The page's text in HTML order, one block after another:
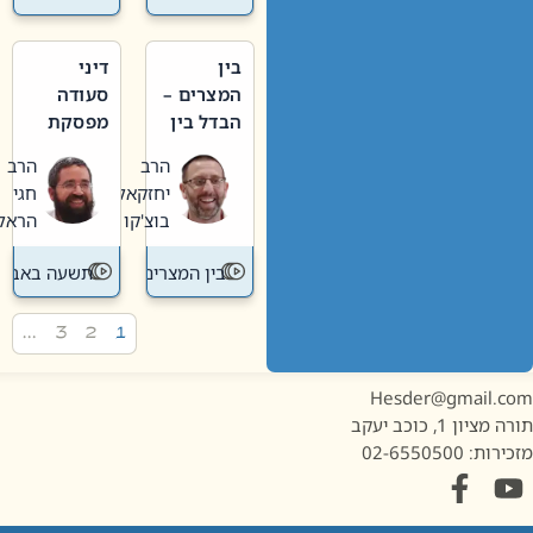
בין
המצרים –
הבדל בין
חדשה
לישנה
הרב
יחזקאל
בוצ'קו
בין המצרים
דיני
סעודה
מפסקת
תשעה
באב
הרב
חגי
הראל
תשעה באב
1, כוכב יעקב
02-6550500